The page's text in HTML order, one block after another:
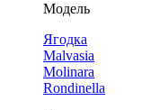
Модель
Ягодка
Malvasia
Molinara
Rondinella